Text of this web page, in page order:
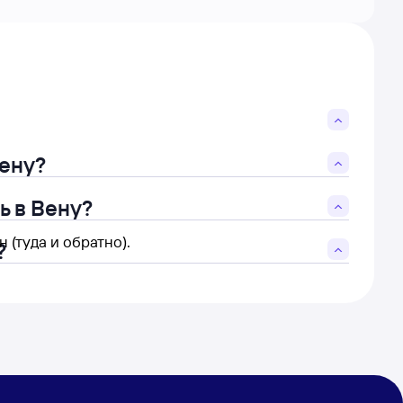
в Вену?
(туда и обратно).